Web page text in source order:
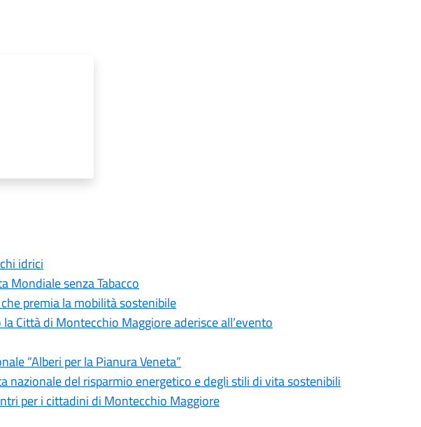
idrici
Mondiale senza Tabacco
premia la mobilità sostenibile
Città di Montecchio Maggiore aderisce all’evento
“Alberi per la Pianura Veneta”
nazionale del risparmio energetico e degli stili di vita sostenibili
per i cittadini di Montecchio Maggiore